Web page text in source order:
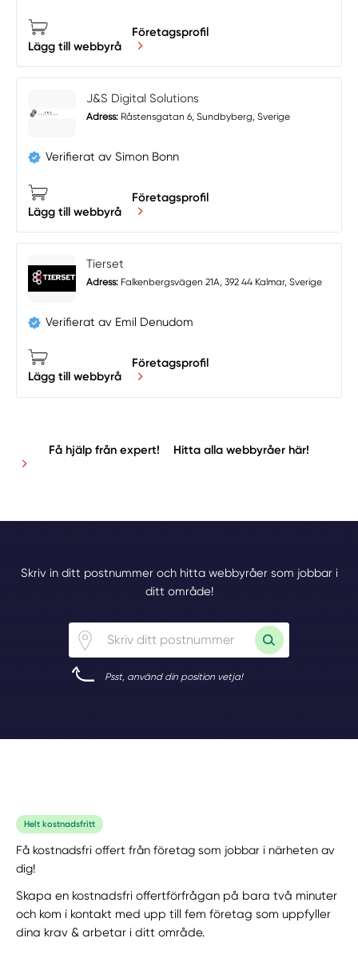
Lägg till webbyrå
Företagsprofil
J&S Digital Solutions
Adress: Råstensgatan 6, Sundbyberg, Sverige
Verifierat av Simon Bonn
Lägg till webbyrå
Företagsprofil
Tierset
Adress: Falkenbergsvägen 21A, 392 44 Kalmar, Sverige
Verifierat av Emil Denudom
Lägg till webbyrå
Företagsprofil
Få hjälp från expert! Hitta alla webbyråer här!
Skriv in ditt postnummer och hitta webbyråer som jobbar i
ditt område!
Psst, använd din position vetja!
Helt kostnadsfritt
Få kostnadsfri offert från företag som jobbar i närheten av
dig!
Skapa en kostnadsfri offertförfrågan på bara två minuter
och kom i kontakt med upp till fem företag som uppfyller
dina krav & arbetar i ditt område.